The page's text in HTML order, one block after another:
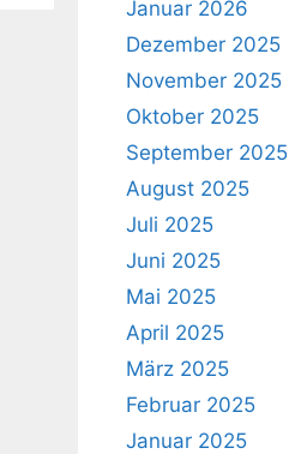
Januar 2026
Dezember 2025
November 2025
Oktober 2025
September 2025
August 2025
Juli 2025
Juni 2025
Mai 2025
April 2025
März 2025
Februar 2025
Januar 2025